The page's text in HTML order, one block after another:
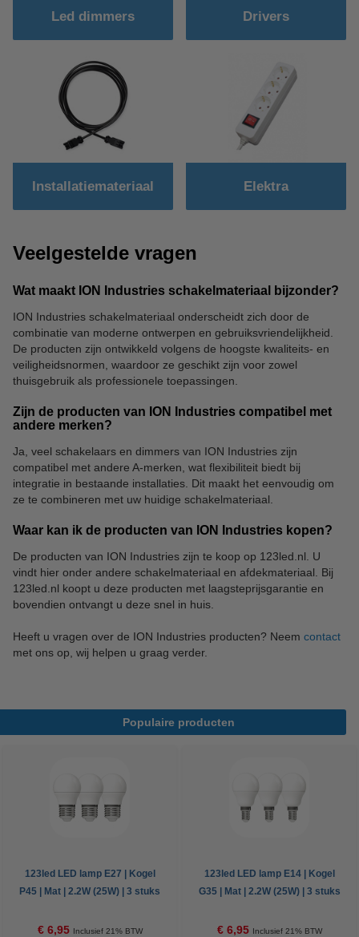
Led dimmers Drivers
Installatiemateriaal Elektra
Veelgestelde vragen
Wat maakt ION Industries schakelmateriaal bijzonder?
ION Industries schakelmateriaal onderscheidt zich door de
combinatie van moderne ontwerpen en gebruiksvriendelijkheid.
De producten zijn ontwikkeld volgens de hoogste kwaliteits- en
veiligheidsnormen, waardoor ze geschikt zijn voor zowel
thuisgebruik als professionele toepassingen.
Zijn de producten van ION Industries compatibel met
andere merken?
Ja, veel schakelaars en dimmers van ION Industries zijn
compatibel met andere A-merken, wat flexibiliteit biedt bij
integratie in bestaande installaties. Dit maakt het eenvoudig om
ze te combineren met uw huidige schakelmateriaal.
Waar kan ik de producten van ION Industries kopen?
De producten van ION Industries zijn te koop op 123led.nl. U
vindt hier onder andere schakelmateriaal en afdekmateriaal. Bij
123led.nl koopt u deze producten met laagsteprijsgarantie en
bovendien ontvangt u deze snel in huis.
Heeft u vragen over de ION Industries producten? Neem contact
met ons op, wij helpen u graag verder.
Populaire producten
123led LED lamp E27 | Kogel
P45 | Mat | 2.2W (25W) | 3 stuks
€ 6,95 Inclusief 21% BTW
123led LED lamp E14 | Kogel
G35 | Mat | 2.2W (25W) | 3 stuks
€ 6,95 Inclusief 21% BTW